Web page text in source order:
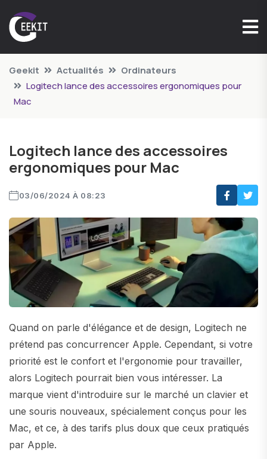
Geekit Actualités
Ordinateurs
Logitech lance des accessoires ergonomiques pour
Mac
Logitech lance des accessoires
ergonomiques pour Mac
03/06/2024 À 08:23
Quand on parle d'élégance et de design, Logitech ne
prétend pas concurrencer Apple. Cependant, si votre
priorité est le confort et l'ergonomie pour travailler,
alors Logitech pourrait bien vous intéresser. La
marque vient d'introduire sur le marché un clavier et
une souris nouveaux, spécialement conçus pour les
Mac, et ce, à des tarifs plus doux que ceux pratiqués
par Apple.